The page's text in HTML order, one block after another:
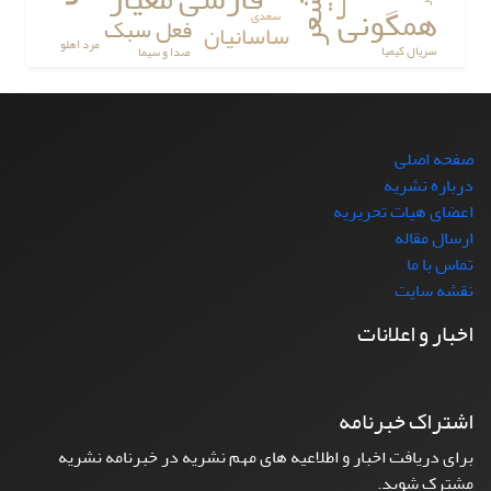
شعرهمگونی
ساسانیان فعل سبک سریال کیمیا صدا و سیما مرد اهلو
سعدی
صفحه اصلی
درباره نشریه
اعضای هیات تحریریه
ارسال مقاله
تماس با ما
نقشه سایت
اخبار و اعلانات
اشتراک خبرنامه
برای دریافت اخبار و اطلاعیه های مهم نشریه در خبرنامه نشریه
مشترک شوید.